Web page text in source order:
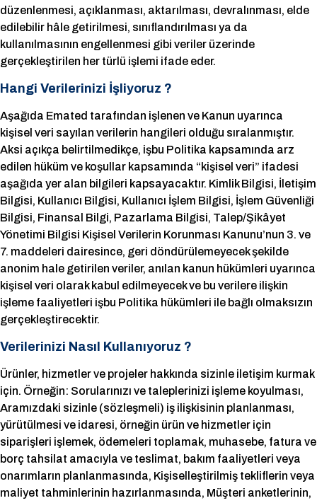
düzenlenmesi, açıklanması, aktarılması, devralınması, elde
edilebilir hâle getirilmesi, sınıflandırılması ya da
kullanılmasının engellenmesi gibi veriler üzerinde
gerçekleştirilen her türlü işlemi ifade eder.
Hangi Verilerinizi İşliyoruz ?
Aşağıda Emated tarafından işlenen ve Kanun uyarınca
kişisel veri sayılan verilerin hangileri olduğu sıralanmıştır.
Aksi açıkça belirtilmedikçe, işbu Politika kapsamında arz
edilen hüküm ve koşullar kapsamında “kişisel veri” ifadesi
aşağıda yer alan bilgileri kapsayacaktır. Kimlik Bilgisi, İletişim
Bilgisi, Kullanıcı Bilgisi, Kullanıcı İşlem Bilgisi, İşlem Güvenliği
Bilgisi, Finansal Bilgi, Pazarlama Bilgisi, Talep/Şikâyet
Yönetimi Bilgisi Kişisel Verilerin Korunması Kanunu’nun 3. ve
7. maddeleri dairesince, geri döndürülemeyecek şekilde
anonim hale getirilen veriler, anılan kanun hükümleri uyarınca
kişisel veri olarak kabul edilmeyecek ve bu verilere ilişkin
işleme faaliyetleri işbu Politika hükümleri ile bağlı olmaksızın
gerçekleştirecektir.
Verilerinizi Nasıl Kullanıyoruz ?
Ürünler, hizmetler ve projeler hakkında sizinle iletişim kurmak
için. Örneğin: Sorularınızı ve taleplerinizi işleme koyulması,
Aramızdaki sizinle (sözleşmeli) iş ilişkisinin planlanması,
yürütülmesi ve idaresi, örneğin ürün ve hizmetler için
siparişleri işlemek, ödemeleri toplamak, muhasebe, fatura ve
borç tahsilat amacıyla ve teslimat, bakım faaliyetleri veya
onarımların planlanmasında, Kişiselleştirilmiş tekliflerin veya
maliyet tahminlerinin hazırlanmasında, Müşteri anketlerinin,